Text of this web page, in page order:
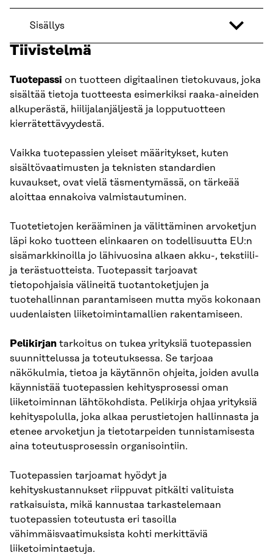
Sisällys
Tiivistelmä
Tuotepassi on tuotteen digitaalinen tietokuvaus, joka
sisältää tietoja tuotteesta esimerkiksi raaka-aineiden
alkuperästä, hiilijalanjäljestä ja lopputuotteen
kierrätettävyydestä.
Vaikka tuotepassien yleiset määritykset, kuten
sisältövaatimusten ja teknisten standardien
kuvaukset, ovat vielä täsmentymässä, on tärkeää
aloittaa ennakoiva valmistautuminen.
Tuotetietojen kerääminen ja välittäminen arvoketjun
läpi koko tuotteen elinkaaren on todellisuutta EU:n
sisämarkkinoilla jo lähivuosina alkaen akku-, tekstiili-
ja terästuotteista. Tuotepassit tarjoavat
tietopohjaisia välineitä tuotantoketjujen ja
tuotehallinnan parantamiseen mutta myös kokonaan
uudenlaisten liiketoimintamallien rakentamiseen.
Pelikirjan tarkoitus on tukea yrityksiä tuotepassien
suunnittelussa ja toteutuksessa. Se tarjoaa
näkökulmia, tietoa ja käytännön ohjeita, joiden avulla
käynnistää tuotepassien kehitysprosessi oman
liiketoiminnan lähtökohdista. Pelikirja ohjaa yrityksiä
kehityspolulla, joka alkaa perustietojen hallinnasta ja
etenee arvoketjun ja tietotarpeiden tunnistamisesta
aina toteutusprosessin organisointiin.
Tuotepassien tarjoamat hyödyt ja
kehityskustannukset riippuvat pitkälti valituista
ratkaisuista, mikä kannustaa tarkastelemaan
tuotepassien toteutusta eri tasoilla
vähimmäisvaatimuksista kohti merkittäviä
liiketoimintaetuja.